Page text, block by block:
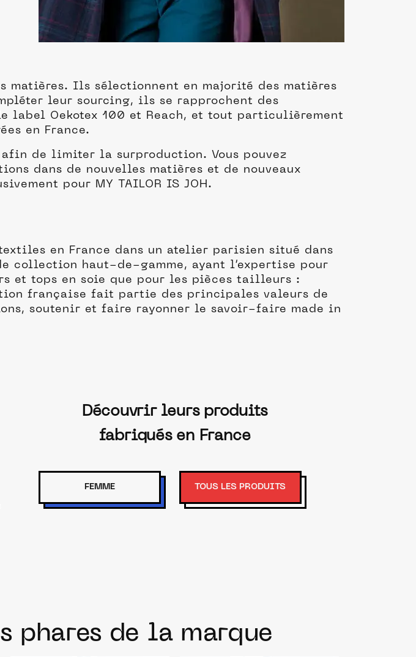
Ils sélectionnent en majorité des matières
leur sourcing, ils se rapprochent des
label Oekotex 100 et Reach, et tout particulièrement
en France.
de limiter la surproduction. Vous pouvez
dans de nouvelles matières et de nouveaux
pour MY TAILOR IS JOH.
en France dans un atelier parisien situé dans
collection haut-de-gamme, ayant l’expertise pour
et tops en soie que pour les pièces tailleurs :
française fait partie des principales valeurs de
soutenir et faire rayonner le savoir-faire made in
Découvrir leurs produits
fabriqués en France
FEMME TOUS LES PRODUITS
phares de la marque